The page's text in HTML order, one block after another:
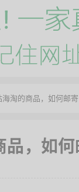
海淘的商品，如何邮
，如